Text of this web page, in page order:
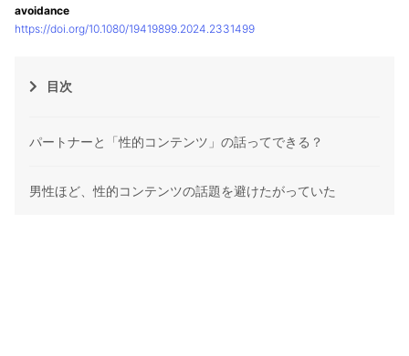
avoidance
https://doi.org/10.1080/19419899.2024.2331499
目次
パートナーと「性的コンテンツ」の話ってできる？
男性ほど、性的コンテンツの話題を避けたがっていた